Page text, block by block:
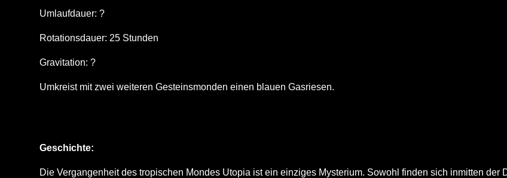
Umlaufdauer: ?
Rotationsdauer: 25 Stunden
Gravitation: ?
Umkreist mit zwei weiteren Gesteinsmonden einen blauen Gasriesen.
Geschichte:
Die Vergangenheit des tropischen Mondes Utopia ist ein einziges Mysterium. Sowohl finden sich inmitten der